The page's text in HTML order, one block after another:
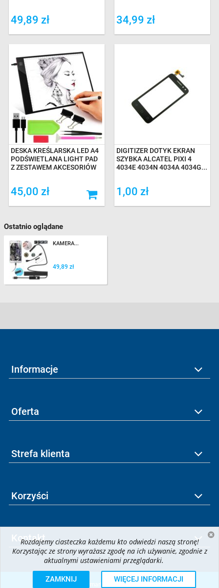
49,89 zł 34,99 zł
DESKA KREŚLARSKA LED A4
PODŚWIETLANA LIGHT PAD
Z ZESTAWEM AKCESORIÓW
45,00 zł
DIGITIZER DOTYK EKRAN
SZYBKA ALCATEL PIXI 4
4034E 4034N 4034A 4034G...
1,00 zł
Ostatnio oglądane
KAMERA...
49,89 zł
Informacje
Oferta
Strefa klienta
Korzyści
Kontakt
krzymark.pl | All rights reserved
Rozdajemy ciasteczka każdemu kto odwiedzi naszą stronę!
Korzystając ze strony wyrażasz zgodę na ich używanie, zgodnie z
aktualnymi ustawieniami przeglądarki.
ZAMKNIJ WIĘCEJ INFORMACJI